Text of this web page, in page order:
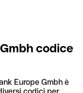
codice
Europe Gmbh è